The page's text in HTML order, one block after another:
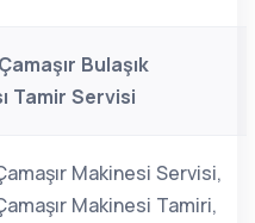
Bulaşık
Tamir Servisi
Makinesi Servisi,
Makinesi Tamiri,